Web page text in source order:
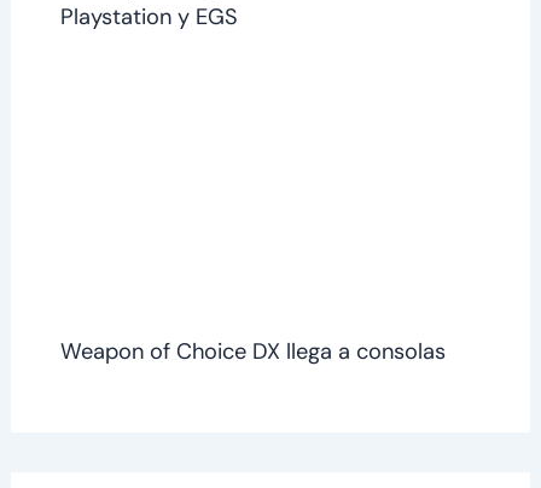
Playstation y EGS
Weapon of Choice DX llega a consolas